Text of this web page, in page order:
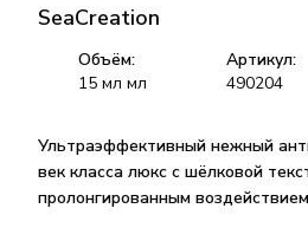
SeaCreation
Объём:
15 мл мл
Артикул:
490204
Ультраэффективный нежный
век класса люкс с шёлковой
пролонгированным